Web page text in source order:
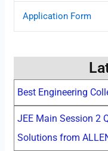
Application Form
Best Engineering
JEE Main Session 2
Solutions from